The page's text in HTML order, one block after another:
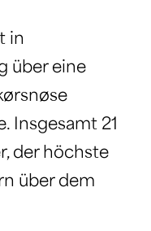
in
über eine
Insgesamt 21
der höchste
über dem